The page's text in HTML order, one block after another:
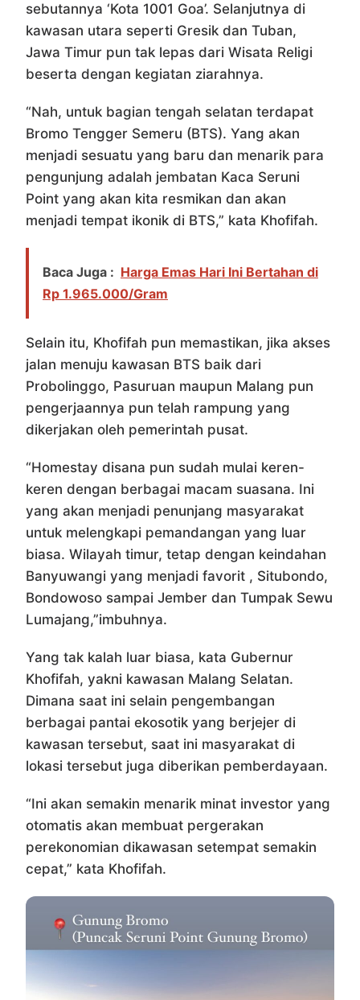
sebutannya ‘Kota 1001 Goa’. Selanjutnya di
kawasan utara seperti Gresik dan Tuban,
Jawa Timur pun tak lepas dari Wisata Religi
beserta dengan kegiatan ziarahnya.
“Nah, untuk bagian tengah selatan terdapat
Bromo Tengger Semeru (BTS). Yang akan
menjadi sesuatu yang baru dan menarik para
pengunjung adalah jembatan Kaca Seruni
Point yang akan kita resmikan dan akan
menjadi tempat ikonik di BTS,” kata Khofifah.
Baca Juga : Harga Emas Hari Ini Bertahan di
Rp 1.965.000/Gram
Selain itu, Khofifah pun memastikan, jika akses
jalan menuju kawasan BTS baik dari
Probolinggo, Pasuruan maupun Malang pun
pengerjaannya pun telah rampung yang
dikerjakan oleh pemerintah pusat.
“Homestay disana pun sudah mulai keren-
keren dengan berbagai macam suasana. Ini
yang akan menjadi penunjang masyarakat
untuk melengkapi pemandangan yang luar
biasa. Wilayah timur, tetap dengan keindahan
Banyuwangi yang menjadi favorit , Situbondo,
Bondowoso sampai Jember dan Tumpak Sewu
Lumajang,”imbuhnya.
Yang tak kalah luar biasa, kata Gubernur
Khofifah, yakni kawasan Malang Selatan.
Dimana saat ini selain pengembangan
berbagai pantai ekosotik yang berjejer di
kawasan tersebut, saat ini masyarakat di
lokasi tersebut juga diberikan pemberdayaan.
“Ini akan semakin menarik minat investor yang
otomatis akan membuat pergerakan
perekonomian dikawasan setempat semakin
cepat,” kata Khofifah.